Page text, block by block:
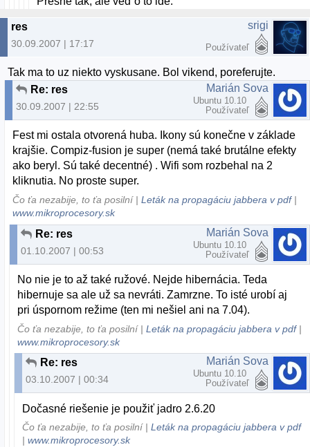
res
30.09.2007 | 17:17
srigi
Používateľ
Tak ma to uz niekto vyskusane. Bol vikend, poreferujte.
Re: res
30.09.2007 | 22:55
Marián Sova
Ubuntu 10.10
Používateľ
Fest mi ostala otvorená huba. Ikony sú konečne v základe
krajšie. Compiz-fusion je super (nemá také brutálne efekty
ako beryl. Sú také decentné) . Wifi som rozbehal na 2
kliknutia. No proste super.
Čo ťa nezabije, to ťa posilní |Leták na propagáciu jabbera v pdf|
www.mikroprocesory.sk
Re: res
01.10.2007 | 00:53
Marián Sova
Ubuntu 10.10
Používateľ
No nie je to až také ružové. Nejde hibernácia. Teda
hibernuje sa ale už sa nevráti. Zamrzne. To isté urobí aj
pri úspornom režime (ten mi nešiel ani na 7.04).
Čo ťa nezabije, to ťa posilní |Leták na propagáciu jabbera v pdf|
www.mikroprocesory.sk
Re: res
03.10.2007 | 00:34
Marián Sova
Ubuntu 10.10
Používateľ
Dočasné riešenie je použiť jadro 2.6.20
Čo ťa nezabije, to ťa posilní |Leták na propagáciu jabbera v pdf
|www.mikroprocesory.sk